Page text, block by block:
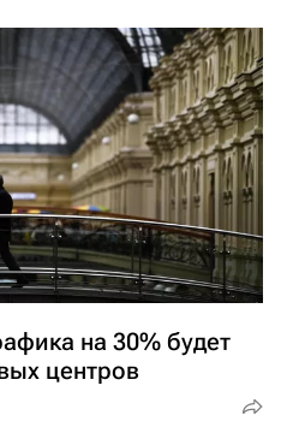
на 30% будет
центров